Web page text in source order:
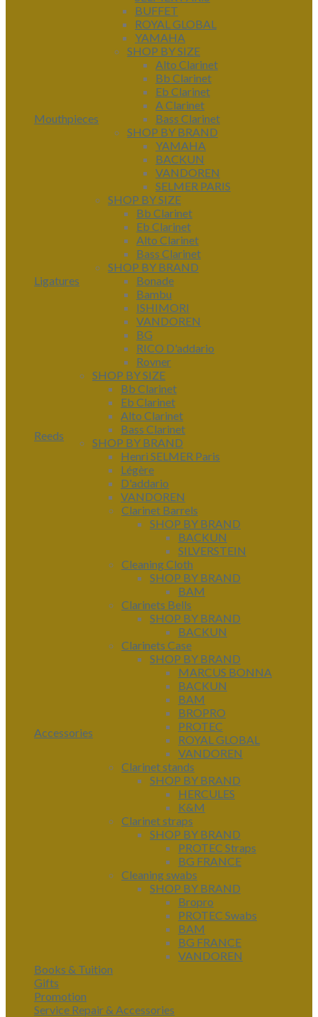
BUFFET
ROYAL GLOBAL
YAMAHA
Mouthpieces
SHOP BY SIZE
Alto Clarinet
Bb Clarinet
Eb Clarinet
A Clarinet
Bass Clarinet
SHOP BY BRAND
YAMAHA
BACKUN
VANDOREN
SELMER PARIS
Ligatures
SHOP BY SIZE
Bb Clarinet
Eb Clarinet
Alto Clarinet
Bass Clarinet
SHOP BY BRAND
Bonade
Bambu
ISHIMORI
VANDOREN
BG
RICO D'addario
Rovner
Reeds
SHOP BY SIZE
Bb Clarinet
Eb Clarinet
Alto Clarinet
Bass Clarinet
SHOP BY BRAND
Henri SELMER Paris
Légère
D'addario
VANDOREN
Accessories
Clarinet Barrels
SHOP BY BRAND
BACKUN
SILVERSTEIN
Cleaning Cloth
SHOP BY BRAND
BAM
Clarinets Bells
SHOP BY BRAND
BACKUN
Clarinets Case
SHOP BY BRAND
MARCUS BONNA
BACKUN
BAM
BROPRO
PROTEC
ROYAL GLOBAL
VANDOREN
Clarinet stands
SHOP BY BRAND
HERCULES
K&M
Clarinet straps
SHOP BY BRAND
PROTEC Straps
BG FRANCE
Cleaning swabs
SHOP BY BRAND
Bropro
PROTEC Swabs
BAM
BG FRANCE
VANDOREN
Books & Tuition
Gifts
Promotion
Service Repair & Accessories